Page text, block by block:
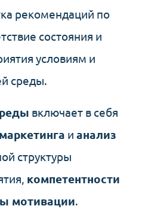
рекомендаций по
состояния и
условиям и
среды.
включает в себя
и анализ
структуры
компетентности
мотивации.